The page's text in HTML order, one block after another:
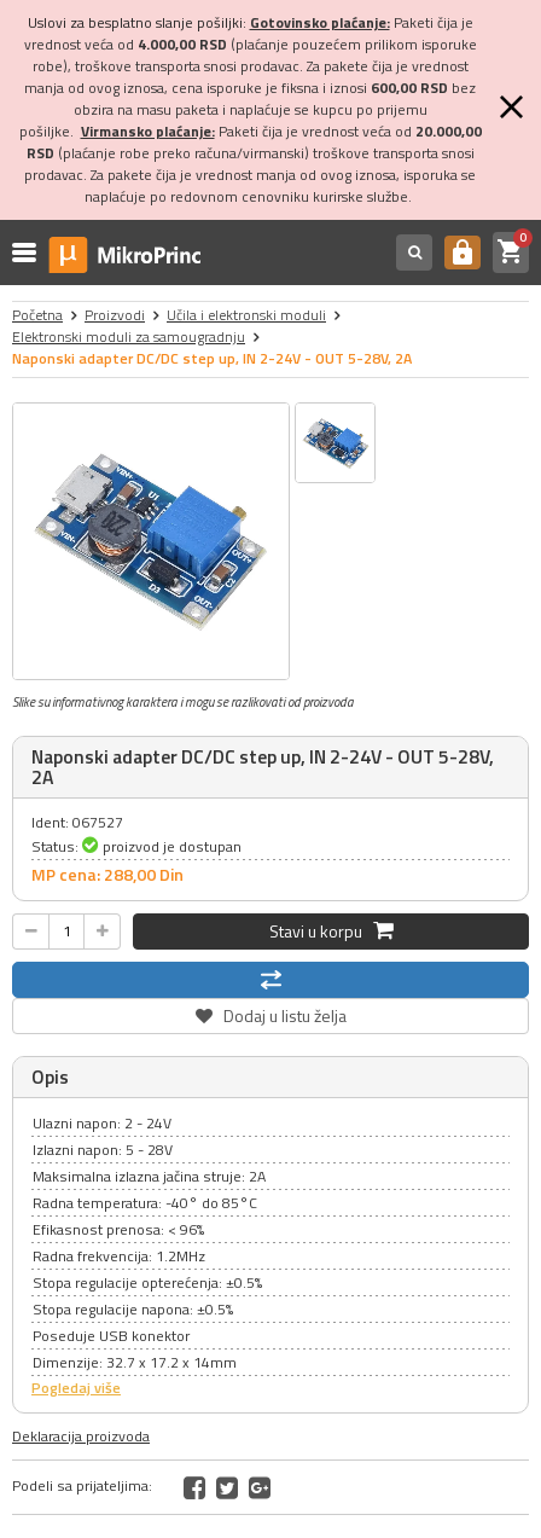
Uslovi za besplatno slanje pošiljki: Gotovinsko plaćanje:Paketi čija je
vrednost veća od 4.000,00 RSD (plaćanje pouzećem prilikom isporuke
robe), troškove transporta snosi prodavac. Za pakete čija je vrednost
manja od ovog iznosa, cena isporuke je fiksna i iznosi 600,00 RSD bez
obzira na masu paketa i naplaćuje se kupcu po prijemu
pošiljke. Virmansko plaćanje:Paketi čija je vrednost veća od 20.000,00
RSD (plaćanje robe preko računa/virmanski) troškove transporta snosi
prodavac. Za pakete čija je vrednost manja od ovog iznosa, isporuka se
naplaćuje po redovnom cenovniku kurirske službe.
https shopping_cart0
Početna Proizvodi
Učila i elektronski moduli
Elektronski moduli za samougradnju
Naponski adapter DC/DC step up, IN 2-24V - OUT 5-28V, 2A
Slike su informativnog karaktera i mogu se razlikovati od proizvoda
Naponski adapter DC/DC step up, IN 2-24V - OUT 5-28V,
2A
Ident: 067527
Status:
proizvod je dostupan
MP cena: 288,00Din
Stavi u korpu
Dodaj u listu želja
Opis
Ulazni napon: 2 - 24V
Izlazni napon: 5 - 28V
Maksimalna izlazna jačina struje: 2A
Radna temperatura: -40° do 85°C
Efikasnost prenosa: < 96%
Radna frekvencija: 1.2MHz
Stopa regulacije opterećenja: ±0.5%
Stopa regulacije napona: ±0.5%
Poseduje USB konektor
Dimenzije: 32.7 x 17.2 x 14mm
Pogledaj više
Deklaracija proizvoda
Podeli sa prijateljima: